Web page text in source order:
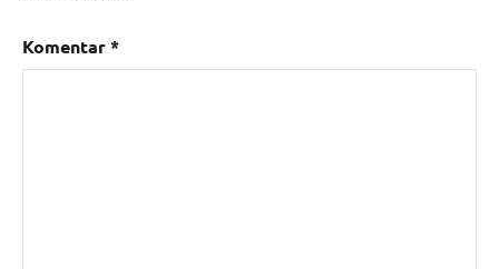
Komentar*